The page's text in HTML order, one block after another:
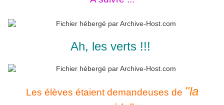
Ah, les verts !!!
Les élèves étaient demandeuses de "la